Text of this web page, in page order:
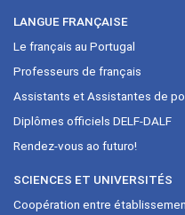
LANGUE FRANÇAISE
Le français au Portugal
Professeurs de français
Assistants et Assistantes de
Diplômes officiels DELF-DALF
Rendez-vous ao futuro!
SCIENCES ET UNIVERSITÉS
Coopération entre